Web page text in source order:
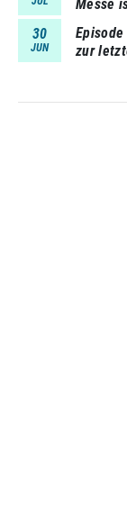
Messe
30
JUN
Episode
zur